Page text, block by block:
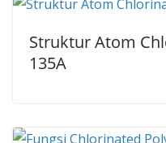
Struktur Atom
135A